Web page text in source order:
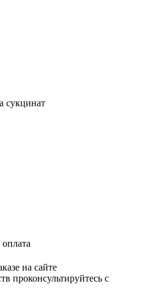
сукцинат
на сайте
проконсультируйтесь с